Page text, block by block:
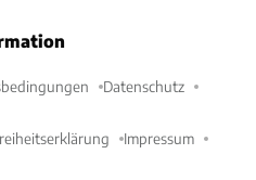
Datenschutz
Impressum